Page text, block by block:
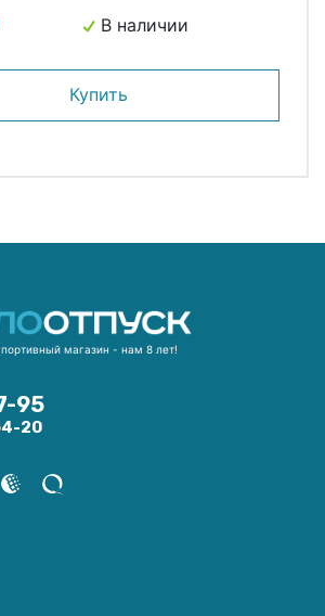
В наличии
Купить
магазин - нам 8 лет!
95
20